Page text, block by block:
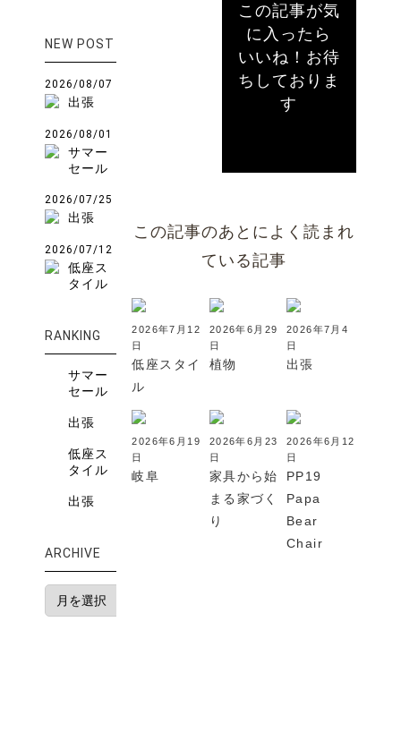
この記事が気
に入ったら
いいね！お待
ちしておりま
す
この記事のあとによく読まれ
ている記事
2026年7月12
日
低座スタイ
ル
2026年6月29
日
植物
2026年7月4
日
出張
2026年6月19
日
岐阜
2026年6月23
日
家具から始
まる家づく
り
2026年6月12
日
PP19
Papa
Bear
Chair
NEW POST
2026/08/07
出張
2026/08/01
サマー
セール
2026/07/25
出張
2026/07/12
低座ス
タイル
RANKING
サマー
セール
出張
低座ス
タイル
出張
ARCHIVE